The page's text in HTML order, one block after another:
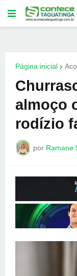
Página inicial
almoço
rodízio
por Ramane